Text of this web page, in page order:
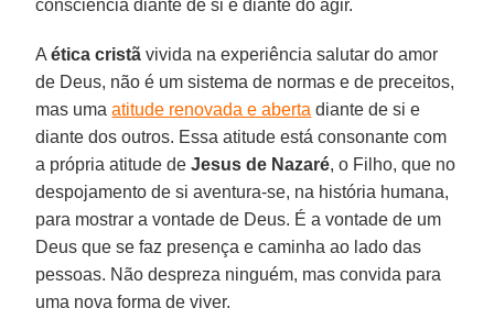
consciência diante de si e diante do agir.
Aética cristã vivida na experiência salutar do amor
de Deus, não é um sistema de normas e de preceitos,
mas umaatitude renovada e aberta diante de si e
diante dos outros. Essa atitude está consonante com
a própria atitude deJesus de Nazaré, o Filho, que no
despojamento de si aventura-se, na história humana,
para mostrar a vontade de Deus. É a vontade de um
Deus que se faz presença e caminha ao lado das
pessoas. Não despreza ninguém, mas convida para
uma nova forma de viver.